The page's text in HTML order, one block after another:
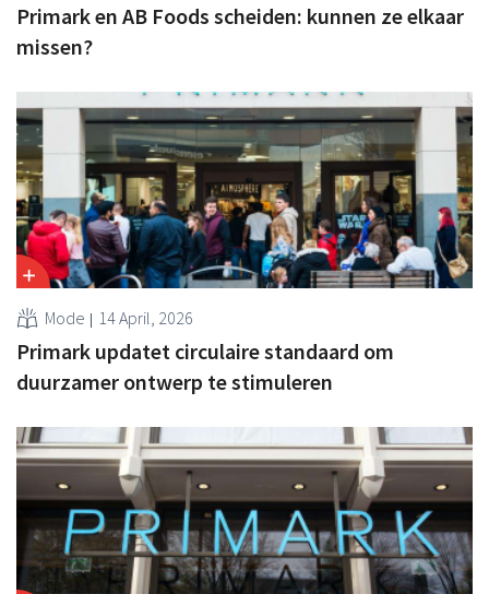
Primark en AB Foods scheiden: kunnen ze elkaar
missen?
Mode 14 April, 2026
Primark updatet circulaire standaard om
duurzamer ontwerp te stimuleren